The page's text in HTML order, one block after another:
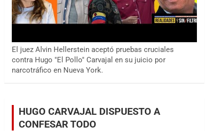
El juez Alvin Hellerstein aceptó pruebas cruciales
contra Hugo "El Pollo" Carvajal en su juicio por
narcotráfico en Nueva York.
HUGO CARVAJAL DISPUESTO A
CONFESAR TODO